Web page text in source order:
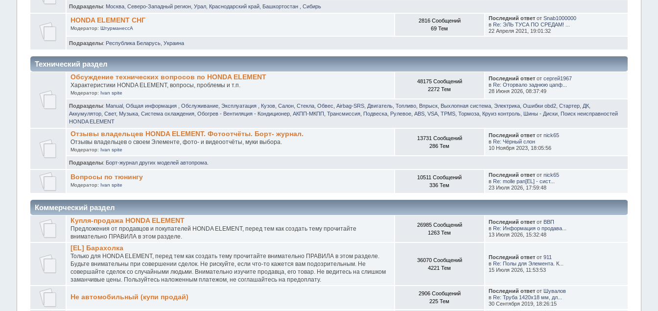
Подразделы: Москва, Северо-Западный регион, Урал, Краснодарский край, Башкортостан Сибирь
HONDA ELEMENT СНГ
Модератор:ШтурманессА
2816 Сообщений
69 Тем
Последний ответ отSnab1000000
в Re: ЭЛЬ ТУСА ПО СРЕДАМ! ...
22 Апреля 2021, 19:01:32
Подразделы: Республика Беларусь, Украина
Технический раздел
Обсуждение технических вопросов по HONDA ELEMENT
Характеристики HONDA ELEMENT, вопросы, проблемы и т.п.
Модератор: Ivan spite
48175 Сообщений
2272 Тем
Последний ответ отсергей1967
в Re: Оторвало заднюю цапф...
28 Июня 2026, 08:37:49
Подразделы: Manual, Общая информация Обслуживание, Эксплуатация Кузов, Салон, Стекла, Обвес, Airbag-SRS, Двигатель, Топливо, Впрыск, Выхлопная система, Электрика, Ошибки obd2, Стартер, ДК,
Аккумулятор, Свет, Музыка, Система охлаждения, Обогрев - Вентиляция - Кондиционер, АКПП-МКПП, Трансмиссия, Подвеска, Рулевое, ABS, VSA, TPMS, Тормоза, Круиз контроль, Шины - Диски, Поиск неисправностей
HONDA ELEMENT
Отзывы владельцев HONDA ELEMENT. Фотоотчёты. Борт- журнал.
Отзывы владельцев о своем Элементе, фото- и видеоотчёты, муки выбора.
Модератор: Ivan spite
13731 Сообщений
286 Тем
Последний ответ отnick65
в Re: Чёрный слон
10 Ноября 2023, 18:05:56
Подразделы: Борт-журнал других моделей автопрома.
Вопросы по тюнингу
Модератор: Ivan spite
10511 Сообщений
336 Тем
Последний ответ отnick65
в Re: molle pan[EL] - сист...
23 Июля 2026, 17:59:48
Коммерческий раздел
Купля-продажа HONDA ELEMENT
Предложения от продавцов и покупателей HONDA ELEMENT, перед тем как создать тему прочитайте
внимательно ПРАВИЛА в этом разделе.
26985 Сообщений
1263 Тем
Последний ответ от ВВП
в Re: Информация о продава...
13 Июля 2026, 15:32:48
[EL] Барахолка
Только для HONDA ELEMENT, перед тем как создать тему прочитайте внимательно ПРАВИЛА в этом разделе.
Будьте внимательны при совершении сделок. Не рискуйте, если что-то кажется вам подозрительным. Не
совершайте сделок со случайными людьми. Внимательно изучите продавца, его товар. Не ведитесь на слишком
заманчивые цены. Пользуйтесь наложенным платежом, не соглашайтесь на предоплату.
36070 Сообщений
4221 Тем
Последний ответ от911
в Re: Полы для Элемента. К...
15 Июля 2026, 11:53:53
Не автомобильный (купи продай)
2906 Сообщений
225 Тем
Последний ответ от Шувалов
в Re: Труба 1420х18 мм, дл...
30 Сентября 2019, 18:26:15